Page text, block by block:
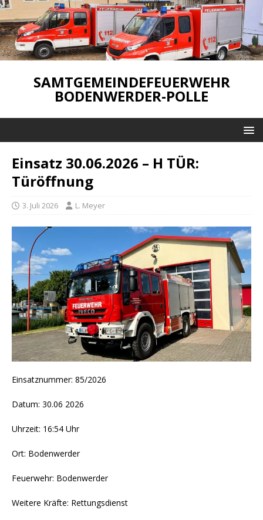
SAMTGEMEINDEFEUERWEHR
BODENWERDER-POLLE
Einsatz 30.06.2026 – H TÜR:
Türöffnung
3. Juli 2026 L. Meyer
Einsatznummer: 85/2026
Datum: 30.06 2026
Uhrzeit: 16:54 Uhr
Ort: Bodenwerder
Feuerwehr: Bodenwerder
Weitere Kräfte: Rettungsdienst